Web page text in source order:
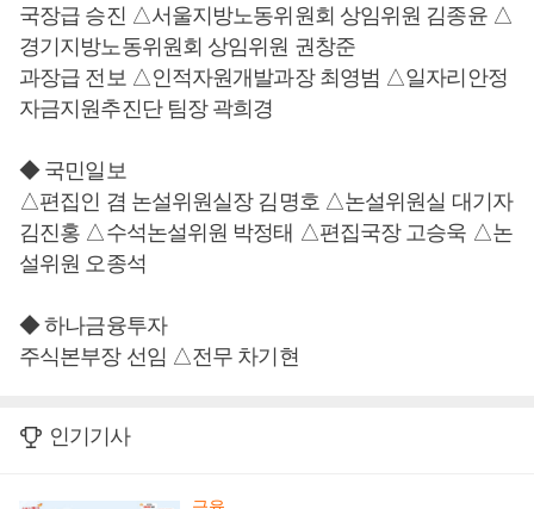
국장급 승진 △서울지방노동위원회 상임위원 김종윤 △
경기지방노동위원회 상임위원 권창준
과장급 전보 △인적자원개발과장 최영범 △일자리안정
자금지원추진단 팀장 곽희경
◆ 국민일보
△편집인 겸 논설위원실장 김명호 △논설위원실 대기자
김진홍 △수석논설위원 박정태 △편집국장 고승욱 △논
설위원 오종석
◆ 하나금융투자
주식본부장 선임 △전무 차기현
인기기사